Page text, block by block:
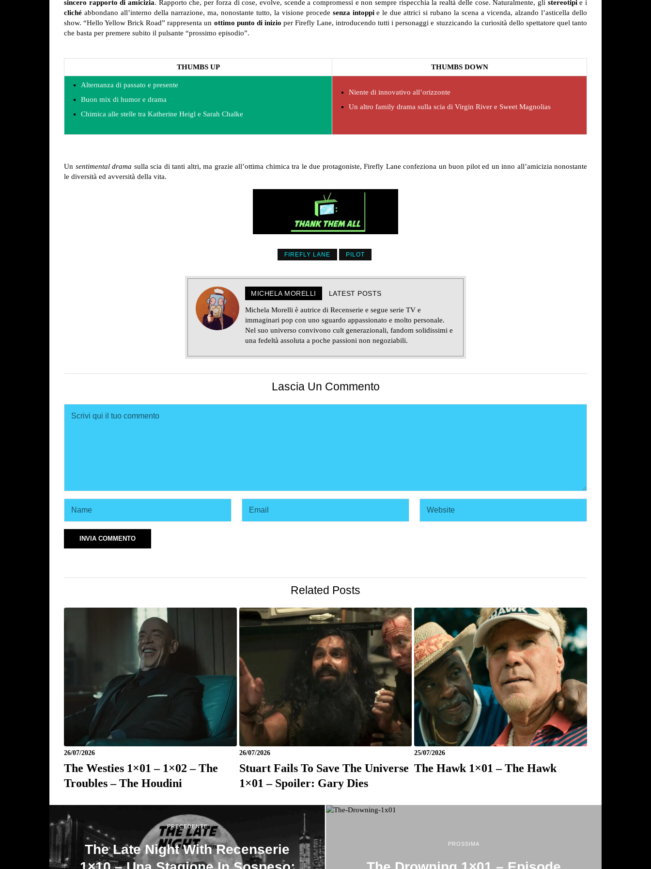
sincero rapporto di amicizia. Rapporto che, per forza di cose, evolve, scende a compromessi e non sempre rispecchia la realtà delle cose. Naturalmente, gli stereotipie i
cliché abbondano all’interno della narrazione, ma, nonostante tutto, la visione procede senza intoppie le due attrici si rubano la scena a vicenda, alzando l’asticella dello
show. “Hello Yellow Brick Road” rappresenta un ottimo punto di inizio per Firefly Lane, introducendo tutti i personaggi e stuzzicando la curiosità dello spettatore quel tanto
che basta per premere subito il pulsante “prossimo episodio”.
THUMBS UP THUMBS DOWN
Alternanza di passato e presente
Buon mix di humor e drama
Chimica alle stelle tra Katherine Heigl e Sarah Chalke
Niente di innovativo all’orizzonte
Un altro family drama sulla scia di Virgin River e Sweet Magnolias
Un sentimental drama sulla scia di tanti altri, ma grazie all’ottima chimica tra le due protagoniste, Firefly Lane confeziona un buon pilot ed un inno all’amicizia nonostante
le diversità ed avversità della vita.
FIREFLY LANE PILOT
MICHELA MORELLI LATEST POSTS
Michela Morelli è autrice di Recenserie e segue serie TV e
immaginari pop con uno sguardo appassionato e molto personale.
Nel suo universo convivono cult generazionali, fandom solidissimi e
una fedeltà assoluta a poche passioni non negoziabili.
Lascia Un Commento
Related Posts
26/07/2026
The Westies 1×01 – 1×02 – The
Troubles – The Houdini
26/07/2026
Stuart Fails To Save The Universe
1×01 – Spoiler: Gary Dies
25/07/2026
The Hawk 1×01 – The Hawk
PRECEDENTE
The Late Night With Recenserie
PROSSIMA